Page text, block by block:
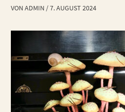
VONADMIN /7. AUGUST 2024